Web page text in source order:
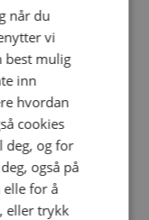
når du
vi
best mulig
inn
hvordan
cookies
deg, og for
også på
elle for å
eller trykk